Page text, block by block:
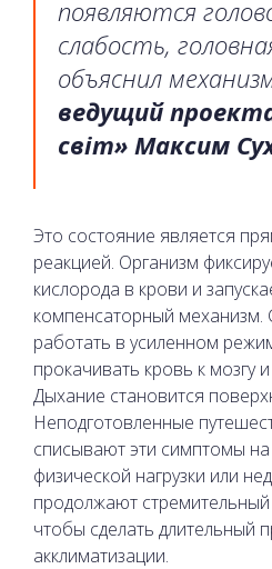
появляются
слабость,
объяснил
ведущий
світ» Максим
Это состояние является
реакцией. Организм
кислорода в крови и
компенсаторный механизм.
работать в усиленном
прокачивать кровь к мозгу
Дыхание становится
Неподготовленные
списывают эти симптомы
физической нагрузки или
продолжают
чтобы сделать длительный
акклиматизации.